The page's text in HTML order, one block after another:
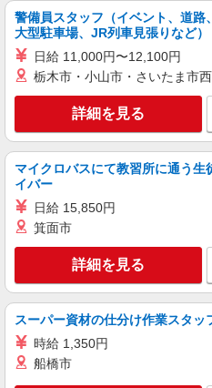
警備員スタッフ（イベント、道路
大型駐車場、JR列車見張りなど）
日給 11,000円〜12,100円
栃木市・小山市・さいたま市
詳細を見る
マイクロバスにて教習所に通う生
イバー
日給 15,850円
箕面市
詳細を見る
スーパー資材の仕分け作業スタッ
時給 1,350円
船橋市